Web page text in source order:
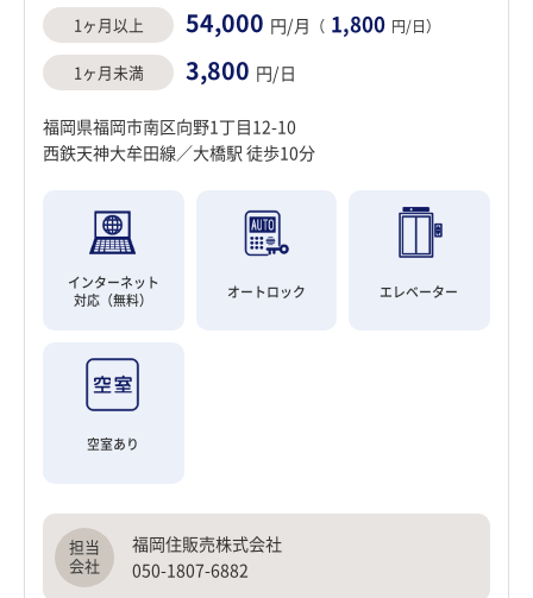
1ヶ月以上 54,000 円/月 （ 1,800 円/日）
1ヶ月未満 3,800 円/日
福岡県福岡市南区向野1丁目12-10
西鉄天神大牟田線／大橋駅 徒歩10分
インターネット
対応（無料）
オートロック エレベーター
空室あり
福岡住販売株式会社
050-1807-6882